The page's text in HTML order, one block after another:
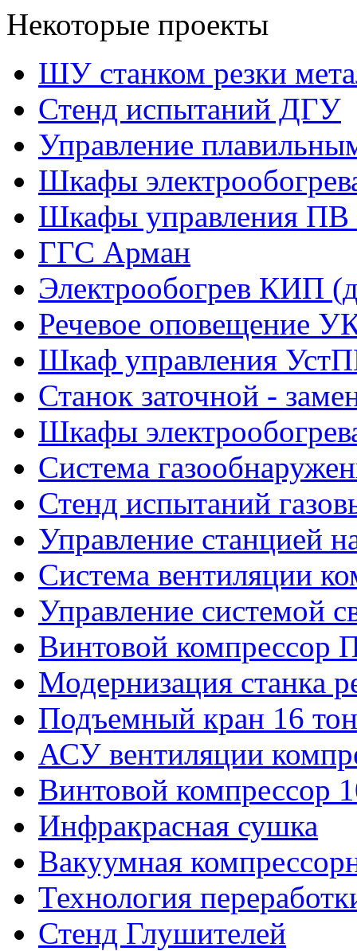
Некоторые проекты
ШУ станком резки
Стенд испытаний ДГУ
Управление
Шкафы
Шкафы управления ПВ
ГГС Арман
Электрообогрев КИП
Речевое оповещение
Шкаф управления
Станок заточной -
Шкафы
Система
Стенд испытаний
Управление станцией
Система вентиляции
Управление системой
Винтовой компрессор
Модернизация станка
Подъемный кран 16
АСУ вентиляции
Винтовой компрессор
Инфракрасная сушка
Вакуумная
Технология
Стенд Глушителей